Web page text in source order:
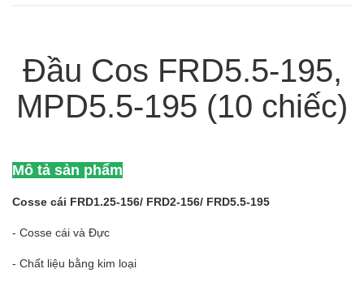
Đầu Cos FRD5.5-195,
MPD5.5-195 (10 chiếc)
Mô tả sản phẩm
Cosse cái FRD1.25-156/ FRD2-156/ FRD5.5-195
- Cosse cái và Đực
- Chất liệu bằng kim loại